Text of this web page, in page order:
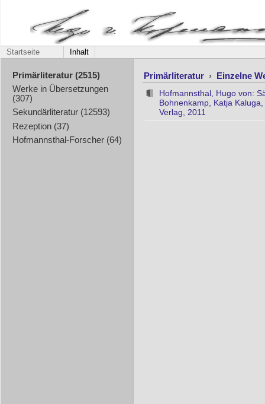
Startseite Inhalt
Primärliteratur (2515)
Werke in Übersetzungen
(307)
Sekundärliteratur (12593)
Rezeption (37)
Hofmannsthal-Forscher (64)
Primärliteratur › Einzelne
Hofmannsthal, Hugo von:
Bohnenkamp, Katja
Verlag, 2011